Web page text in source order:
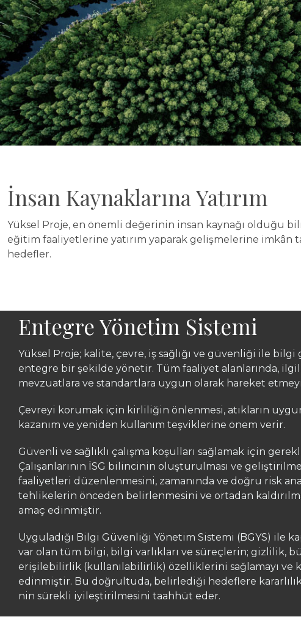
İnsan Kaynaklarına Yatırım
Yüksel Proje, en önemli değerinin insan kaynağı olduğu
eğitim faaliyetlerine yatırım yaparak gelişmelerine imkân
hedefler.
Entegre Yönetim Sistemi
Yüksel Proje; kalite, çevre, iş sağlığı ve güvenliği ile
entegre bir şekilde yönetir. Tüm faaliyet alanlarında, ilgili
mevzuatlara ve standartlara uygun olarak hareket
Çevreyi korumak için kirliliğin önlenmesi, atıkların
kazanım ve yeniden kullanım teşviklerine önem verir.
Güvenli ve sağlıklı çalışma koşulları sağlamak için
Çalışanlarının İSG bilincinin oluşturulması ve
faaliyetleri düzenlenmesini, zamanında ve doğru risk
tehlikelerin önceden belirlenmesini ve ortadan
amaç edinmiştir.
Uyguladığı Bilgi Güvenliği Yönetim Sistemi (BGYS) ile
var olan tüm bilgi, bilgi varlıkları ve süreçlerin; gizlilik,
erişilebilirlik (kullanılabilirlik) özelliklerini sağlamayı ve
edinmiştir. Bu doğrultuda, belirlediği hedeflere
nin sürekli iyileştirilmesini taahhüt eder.